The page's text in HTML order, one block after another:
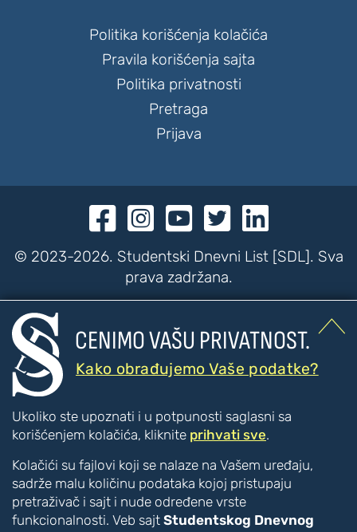
Politika korišćenja kolačića
Pravila korišćenja sajta
Politika privatnosti
Pretraga
Prijava
    
© 2023-2026. Studentski Dnevni List [SDL]. Sva
prava zadržana.

CENIMO VAŠU PRIVATNOST.
Kako obrađujemo Vaše podatke?
Ukoliko ste upoznati i u potpunosti saglasni sa
korišćenjem kolačića, kliknite prihvati sve.
Kolačići su fajlovi koji se nalaze na Vašem uređaju,
sadrže malu količinu podataka kojoj pristupaju
pretraživač i sajt i nude određene vrste
funkcionalnosti. Veb sajt Studentskog Dnevnog

???PRISTUPAČNOST???
Poboljšanje čitljivosti
Veći tekst
Veći razmak između slova
Manji razmak između slova
Disleksija [CTRL + ALT + D]